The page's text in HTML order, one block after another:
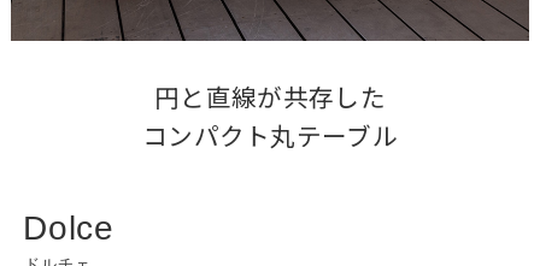
円と直線が共存した
コンパクト丸テーブル
Dolce